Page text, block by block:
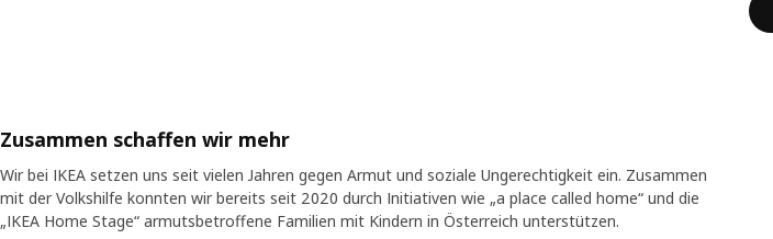
Zusammen schaffen wir mehr
Wir bei IKEA setzen uns seit vielen Jahren gegen Armut und soziale Ungerechtigkeit ein. Zusammen
mit der Volkshilfe konnten wir bereits seit 2020 durch Initiativen wie „a place called home“ und die
„IKEA Home Stage“ armutsbetroffene Familien mit Kindern in Österreich unterstützen.